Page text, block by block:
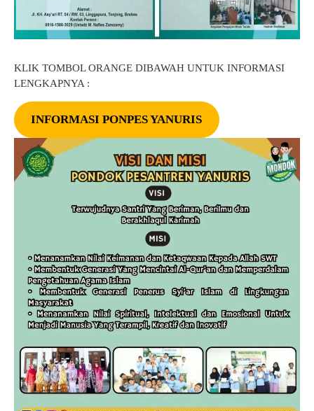
KLIK TOMBOL ORANGE DIBAWAH UNTUK INFORMASI
LENGKAPNYA :
INFORMASI PONPES YANURIS